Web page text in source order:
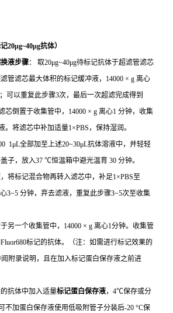
记20μg~40μg抗体）
液步骤： 取20μg~40μg待标记抗体于超滤管滤芯
管滤芯最大体积的标记缓冲液，14000 × g 离心
可以重复此步骤3次，最后一次超滤完成得到
芯倒置于收集管中，14000 × g 离心1 分钟，收集
。将滤芯中补加适量1×PBS，保持湿润。
1μL全部加至上述20~30μL抗体溶液中，并轻轻
子，放入37 ℃恒温箱中避光温育 30 分钟。
将标记混合物再转入滤芯中，补足1×PBS至
3~5 分钟，弃去滤液，重复此步骤3~5次至收集
另一个收集管中，14000 × g 离心1分钟。收集管
标记的抗体。（注：如需进行标记效果的
附录说明，且在加入标记蛋白保存液之前进
抗体中加入适量标记蛋白保存液，4℃保存或分
不加蛋白保存液使用低吸附管子分装后-20 °C保